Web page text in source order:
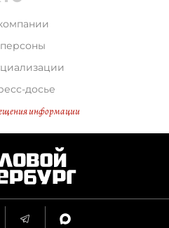
досье
информации